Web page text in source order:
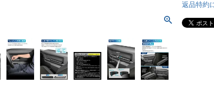
返品特約